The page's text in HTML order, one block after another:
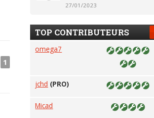
1
27/01/2023
TOP CONTRIBUTEURS
omega7
jchd (PRO)
Micad